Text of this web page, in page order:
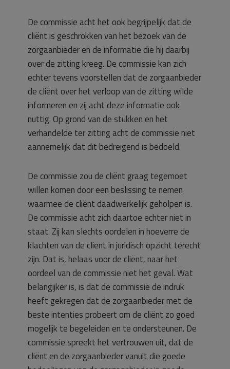
De commissie acht het ook begrijpelijk dat de
cliënt is geschrokken van het bezoek van de
zorgaanbieder en de informatie die hij daarbij
over de zitting kreeg. De commissie kan zich
echter tevens voorstellen dat de zorgaanbieder
de cliënt over het verloop van de zitting wilde
informeren en zij acht deze informatie ook
nuttig. Op grond van de stukken en het
verhandelde ter zitting acht de commissie niet
aannemelijk dat dit bedreigend is bedoeld.
De commissie zou de cliënt graag tegemoet
willen komen door een beslissing te nemen
waarmee de cliënt daadwerkelijk geholpen is.
De commissie acht zich daartoe echter niet in
staat. Zij kan slechts oordelen in hoeverre de
klachten van de cliënt in juridisch opzicht terecht
zijn. Dat is, helaas voor de cliënt, naar het
oordeel van de commissie niet het geval. Wat
belangijker is, is dat de commissie de indruk
heeft gekregen dat de zorgaanbieder met de
beste intenties probeert om de cliënt zo goed
mogelijk te begeleiden en te ondersteunen. De
commissie spreekt het vertrouwen uit, dat de
cliënt en de zorgaanbieder vanuit die goede